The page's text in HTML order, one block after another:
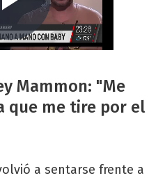
Mammon: "Me
que me tire por el
a sentarse frente a